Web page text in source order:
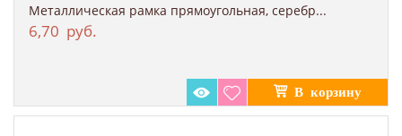
Металлическая рамка прямоугольная, серебр...
6,70 руб.